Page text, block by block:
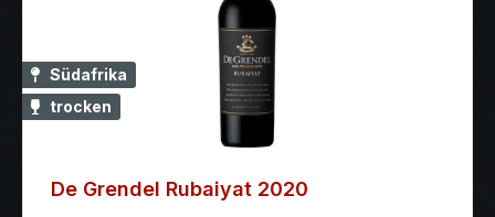
Südafrika
trocken
De Grendel Rubaiyat 2020